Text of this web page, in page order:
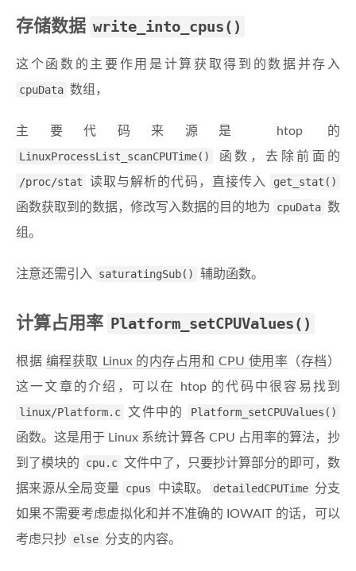
存储数据 write_into_cpus()
这个函数的主要作用是计算获取得到的数据并存入
cpuData 数组，
主要代码来源是 htop 的
LinuxProcessList_scanCPUTime()
函数，去除前面的
/proc/stat
读取与解析的代码，直接传入
get_stat()
函数获取到的数据，修改写入数据的目的地为
cpuData 数
组。
注意还需引入 saturatingSub() 辅助函数。
计算占用率 Platform_setCPUValues()
根据 编程获取 Linux 的内存占用和 CPU 使用率 （存档 ）
这一文章的介绍，可以在 htop 的代码中很容易找到
linux/Platform.c 文件中的
Platform_setCPUValues()
函数。这是用于 Linux 系统计算各 CPU 占用率的算法，抄
到了模块的
cpu.c 文件中了，只要抄计算部分的即可，数
据来源从全局变量
cpus 中读取。 detailedCPUTime 分支
如果不需要考虑虚拟化和并不准确的 IOWAIT 的话，可以
考虑只抄
else 分支的内容。